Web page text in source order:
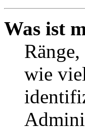
Was ist
wie